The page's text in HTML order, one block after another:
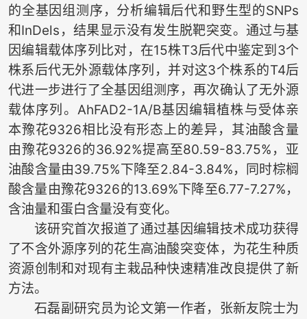
的全基因组测序，分析编辑后代和野生型的SNPs
和InDels，结果显示没有发生脱靶突变。通过与基
因编辑载体序列比对，在15株T3后代中鉴定到3个
株系后代无外源载体序列，并对这3个株系的T4后
代进一步进行了全基因组测序，再次确认了无外源
载体序列。AhFAD2-1A/B基因编辑植株与受体亲
本豫花9326相比没有形态上的差异，其油酸含量
由豫花9326的36.92%提高至80.59-83.75%，亚
油酸含量由39.75%下降至2.84-3.84%，同时棕榈
酸含量由豫花9326的13.69%下降至6.77-7.27%，
含油量和蛋白含量没有变化。
该研究首次报道了通过基因编辑技术成功获得
了不含外源序列的花生高油酸突变体，为花生种质
资源创制和对现有主栽品种快速精准改良提供了新
方法。
石磊副研究员为论文第一作者，张新友院士为